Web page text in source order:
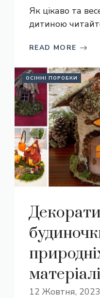
Як цікаво та
дитиною
READ MORE
ОСІННІ ПОРОБКИ
12 Жовтня, 2023